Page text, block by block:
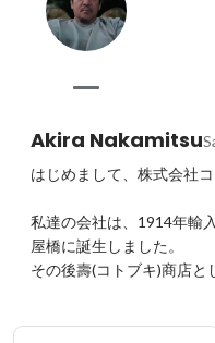
Akira Nakamitsu
はじめまして、株式会社
私達の会社は、1914年輸
屋橋に誕生しました。
その後壽(コトブキ)商店と